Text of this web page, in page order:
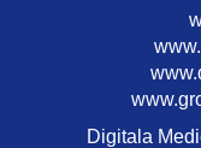
Digitala